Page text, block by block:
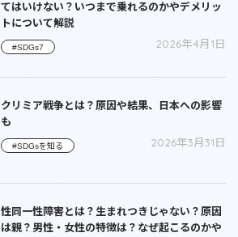
てはいけない？いつまで乗れるのかやデメリッ
トについて解説
#SDGs7 2026年4月1日
クリミア戦争とは？原因や結果、日本への影響
も
#SDGsを知る 2026年3月31日
性同一性障害とは？生まれつきじゃない？原因
は親？男性・女性の特徴は？なぜ起こるのかや